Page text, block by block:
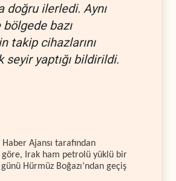
doğru ilerledi. Aynı
bazı
takip cihazlarını
seyir yaptığı bildirildi.
Haber Ajansı tarafından
göre, Irak ham petrolü yüklü bir
Hürmüz Boğazı’ndan geçiş